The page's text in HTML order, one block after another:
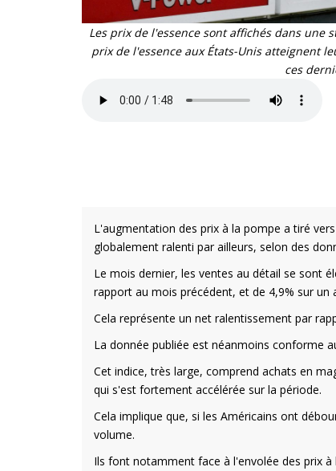
Les prix de l'essence sont affichés dans une
prix de l'essence aux États-Unis atteignent
ces
L'augmentation des prix à la pompe a tiré
globalement ralenti par ailleurs, selon des
Le mois dernier, les ventes au détail se sont
rapport au mois précédent, et de 4,9% sur un
Cela représente un net ralentissement par
La donnée publiée est néanmoins conforme
Cet indice, très large, comprend achats en
qui s'est fortement accélérée sur la période.
Cela implique que, si les Américains ont
volume.
Ils font notamment face à l'envolée des prix